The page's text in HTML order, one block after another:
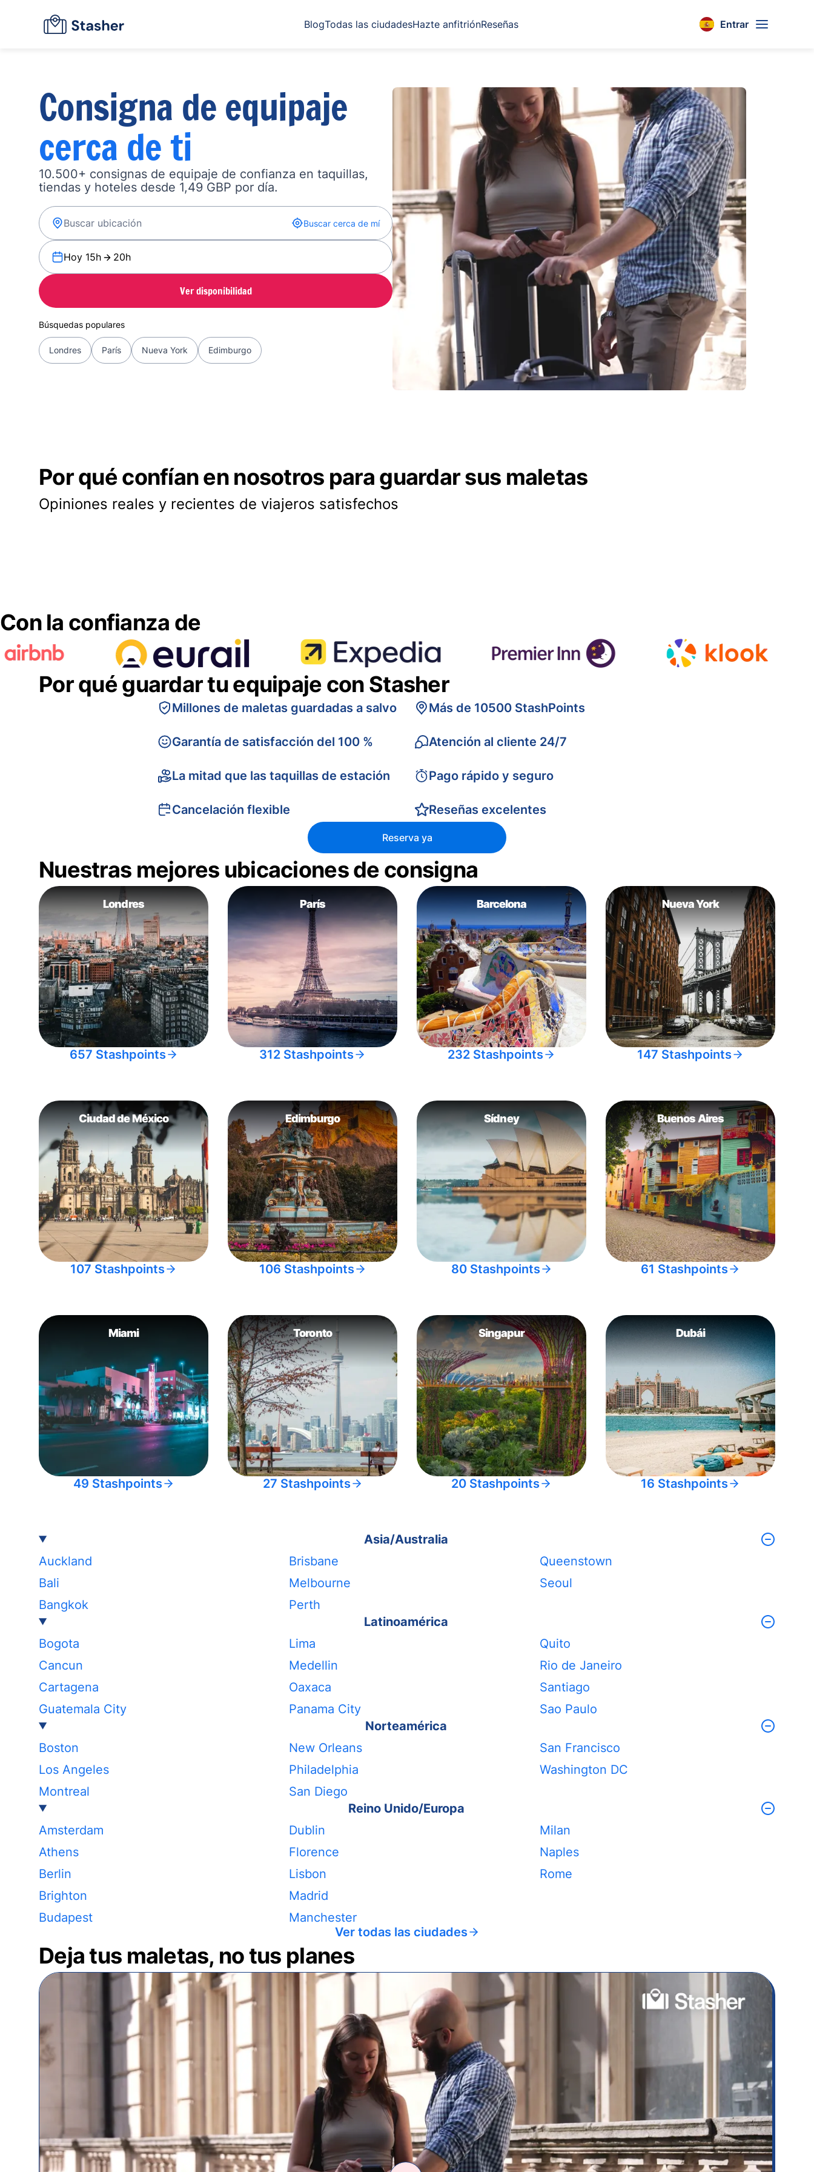
BlogTodas las ciudadesHazte anfitriónReseñas Entrar
Consigna de equipaje
cerca de ti
10.500+ consignas de equipaje de confianza en taquillas,
tiendas y hoteles desde 1,49 GBP por día.
Buscar cerca de mí
Hoy 15h 20h
Ver disponibilidad
Búsquedas populares
Londres París Nueva York Edimburgo
Por qué confían en nosotros para guardar sus maletas
Opiniones reales y recientes de viajeros satisfechos
Con la confianza de
Por qué guardar tu equipaje con Stasher
Millones de maletas guardadas a salvo
Garantía de satisfacción del 100 %
La mitad que las taquillas de estación
Cancelación flexible
Más de 10500 StashPoints
Atención al cliente 24/7
Pago rápido y seguro
Reseñas excelentes
Reserva ya
Nuestras mejores ubicaciones de consigna
Londres
657 Stashpoints
París
312 Stashpoints
Barcelona
232 Stashpoints
Nueva York
147 Stashpoints
Ciudad de México
107 Stashpoints
Edimburgo
106 Stashpoints
Sídney
80 Stashpoints
Buenos Aires
61 Stashpoints
Miami
49 Stashpoints
Toronto
27 Stashpoints
Singapur
20 Stashpoints
Dubái
16 Stashpoints
Asia/Australia
Auckland
Bali
Bangkok
Brisbane
Melbourne
Perth
Queenstown
Seoul
Latinoamérica
Bogota
Cancun
Cartagena
Guatemala City
Lima
Medellin
Oaxaca
Panama City
Quito
Rio de Janeiro
Santiago
Sao Paulo
Norteamérica
Boston
Los Angeles
Montreal
New Orleans
Philadelphia
San Diego
San Francisco
Washington DC
Reino Unido/Europa
Amsterdam
Athens
Berlin
Brighton
Budapest
Dublin
Florence
Lisbon
Madrid
Manchester
Milan
Naples
Rome
Ver todas las ciudades
Deja tus maletas, no tus planes